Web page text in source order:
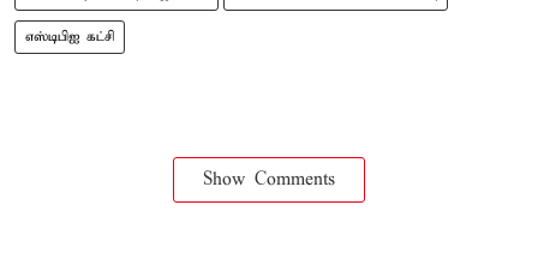
எஸ்டிபிஐ கட்சி
Show Comments